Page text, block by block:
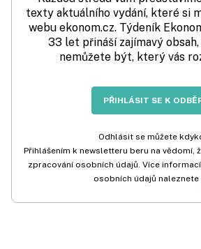
texty aktuálního vydání, které si
webu ekonom.cz. Týdeník
33 let přináší zajímavý
nemůžete být, který vás
PŘIHLÁSIT SE K
Odhlásit se můžete
Přihlášením k newsletteru beru na vědomí,
zpracování osobních údajů. Více
osobních údajů naleznete